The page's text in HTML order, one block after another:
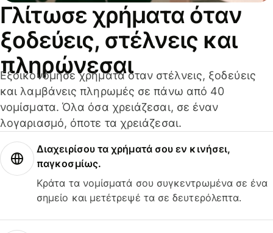
Γλίτωσε χρήματα όταν
ξοδεύεις, στέλνεις και
πληρώνεσαι
Εξοικονόμησε χρήματα όταν στέλνεις, ξοδεύεις
και λαμβάνεις πληρωμές σε πάνω από 40
νομίσματα. Όλα όσα χρειάζεσαι, σε έναν
λογαριασμό, όποτε τα χρειάζεσαι.
Διαχειρίσου τα χρήματά σου εν κινήσει,
παγκοσμίως.
Κράτα τα νομίσματά σου συγκεντρωμένα σε ένα
σημείο και μετέτρεψέ τα σε δευτερόλεπτα.